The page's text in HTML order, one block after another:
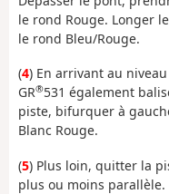
le rond Rouge. Longer
le rond Bleu/Rouge.
(4) En arrivant au
GR®531 également
piste, bifurquer à
Blanc Rouge.
(5) Plus loin, quitter la
plus ou moins parallèle.